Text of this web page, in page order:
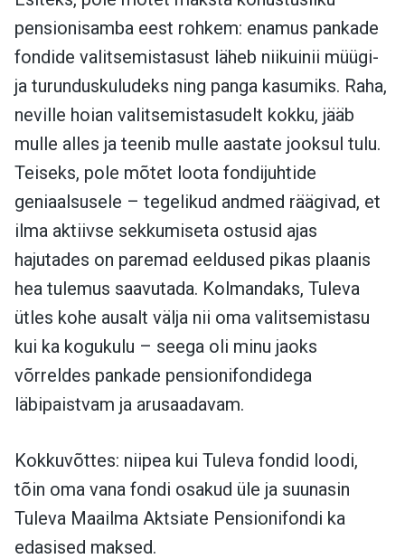
pensionisamba eest rohkem: enamus pankade
fondide valitsemistasust läheb niikuinii müügi-
ja turunduskuludeks ning panga kasumiks. Raha,
neville hoian valitsemistasudelt kokku, jääb
mulle alles ja teenib mulle aastate jooksul tulu.
Teiseks, pole mõtet loota fondijuhtide
geniaalsusele – tegelikud andmed räägivad, et
ilma aktiivse sekkumiseta ostusid ajas
hajutades on paremad eeldused pikas plaanis
hea tulemus saavutada. Kolmandaks, Tuleva
ütles kohe ausalt välja nii oma valitsemistasu
kui ka kogukulu – seega oli minu jaoks
võrreldes pankade pensionifondidega
läbipaistvam ja arusaadavam.
Kokkuvõttes: niipea kui Tuleva fondid loodi,
tõin oma vana fondi osakud üle ja suunasin
Tuleva Maailma Aktsiate Pensionifondi ka
edasised maksed.